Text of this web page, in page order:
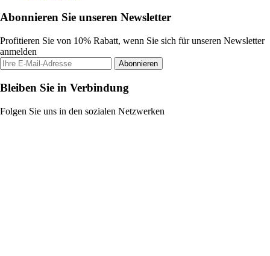
Abonnieren Sie unseren Newsletter
Profitieren Sie von 10% Rabatt, wenn Sie sich für unseren Newsletter
anmelden
Abonnieren
Bleiben Sie in Verbindung
Folgen Sie uns in den sozialen Netzwerken